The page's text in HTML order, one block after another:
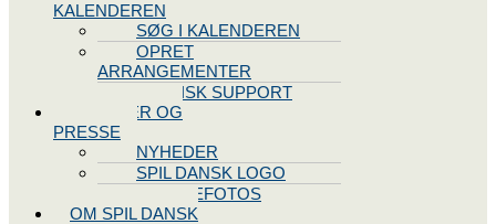
KALENDEREN
SØG I KALENDEREN
OPRET
ARRANGEMENTER
TEKNISK SUPPORT
NYHEDER OG
PRESSE
NYHEDER
SPIL DANSK LOGO
PRESSEFOTOS
OM SPIL DANSK